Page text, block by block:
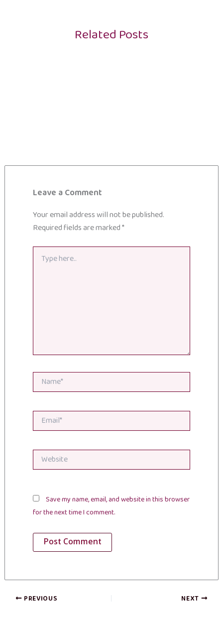
Related Posts
Leave a Comment
Your email address will not be published.
Required fields are marked*
here..
Name*
Email*
Website
Save my name, email, and website in this browser
for the next time I comment.
PREVIOUS NEXT